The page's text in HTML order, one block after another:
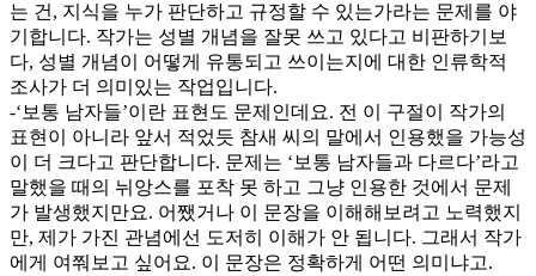
는 건, 지식을 누가 판단하고 규정할 수 있는가라는 문제를 야
기합니다. 작가는 성별 개념을 잘못 쓰고 있다고 비판하기보
다, 성별 개념이 어떻게 유통되고 쓰이는지에 대한 인류학적
조사가 더 의미있는 작업입니다.
-‘보통 남자들’이란 표현도 문제인데요. 전 이 구절이 작가의
표현이 아니라 앞서 적었듯 참새 씨의 말에서 인용했을 가능성
이 더 크다고 판단합니다. 문제는 ‘보통 남자들과 다르다’라고
말했을 때의 뉘앙스를 포착 못 하고 그냥 인용한 것에서 문제
가 발생했지만요. 어쨌거나 이 문장을 이해해보려고 노력했지
만, 제가 가진 관념에선 도저히 이해가 안 됩니다. 그래서 작가
에게 여쭤보고 싶어요. 이 문장은 정확하게 어떤 의미냐고.